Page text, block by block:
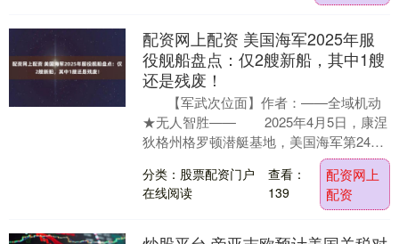
配资网上配资 美国海军2025年服
役舰船盘点：仅2艘新船，其中1艘
还是残废！
【军武次位面】作者：——全域机动
★无人智胜—— 2025年4月5日，康涅
狄格州格罗顿潜艇基地，美国海军第24艘
分类：股票配资门户
在线阅读
查看：
139
配资网上
配资